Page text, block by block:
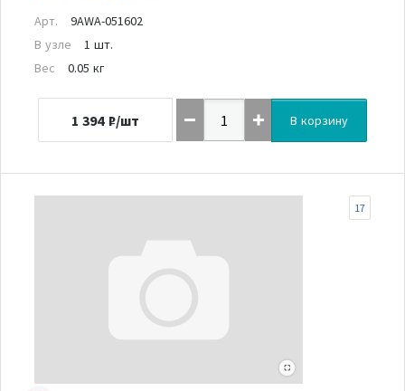
Арт.
9AWA-051602
В узле
1 шт.
Вес
0.05 кг
1 394 ₽/шт В корзину
17